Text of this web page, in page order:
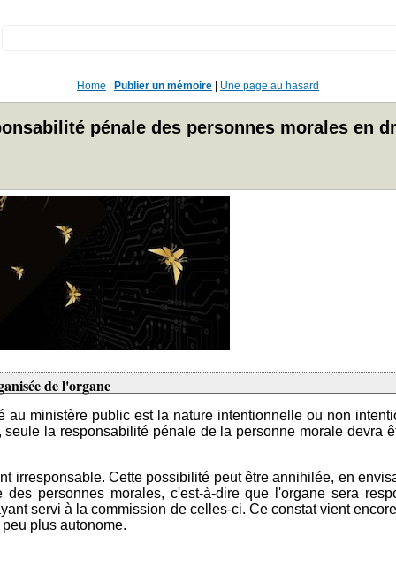
Home Publier un mémoire Une page au hasard
pénale des personnes morales en
de l'organe
ministère public est la nature intentionnelle ou non
la responsabilité pénale de la personne morale devra
irresponsable. Cette possibilité peut être annihilée, en
personnes morales, c'est-à-dire que l'organe sera
servi à la commission de celles-ci. Ce constat vient
plus autonome.